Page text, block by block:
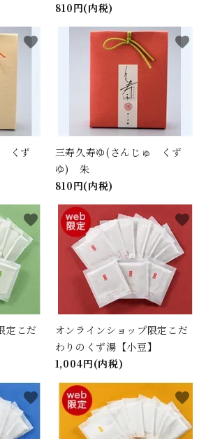
810円(内税)
くず
favorite
三寿久寿ゆ(さんじゅ くず
ゆ) 朱
810円(内税)
favorite
定こだ
favorite
オンラインショップ限定こだ
わりのくず湯【小豆】
1,004円(内税)
favorite
favorite favorite